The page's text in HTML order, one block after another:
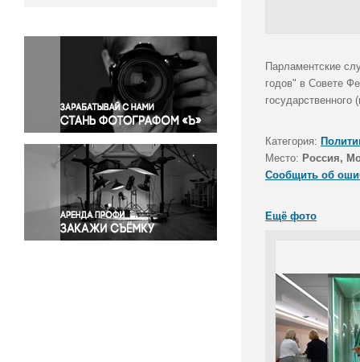
Окружающая среда
Политика
Правосудие
Происшествия и конфликты
Религия
Светская жизнь
Спорт
Экология
Экономика и бизнес
Парламентские
годов" в Совете
Категория:
Место: Россия,
Сообщить об
Ещё фото